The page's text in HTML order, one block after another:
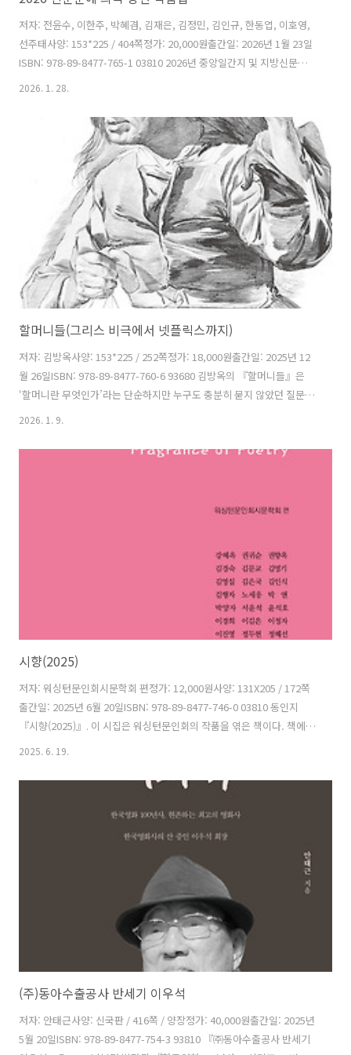
저자: 전윤수, 이한주, 박혜겸, 김재은, 김정민, 김인규, 한동엽, 이호영,
선주태사양: 153*225 / 404쪽정가: 20,000원출간일: 2026년 1월 23일
ISBN: 978-89-8477-765-1 03810 2026년 중앙일간지 및 지방신문에서
주최한 신춘문예 희곡 부문 당선작품 모음집이다. 신춘문예에 당선한 9
이한주 익명의 원칙>, 박혜겸 창고에선 신선도 유지>, 김재은 홀드>, 김
정민 실화를 바탕으로 함>, 김인규 베드 아일랜드>, 한동엽 꿈에서 아빠
죽이기>, 이호영 포말>, 선주태 항해사>까지 모두 아홉 작품이 실려 있
다. 차례전윤수 강릉 96>(강원일보)이한주 익명의 원칙>(조선일보)박혜
겸 창고에선 신선도 유지..
2026. 1. 28.
할머니들(그리스 비극에서 넷플릭스까지)
저자: 김방옥사양: 153*225 / 252쪽정가: 18,000원출간일: 2025년 12
월 26일ISBN: 978-89-8477-760-6 93680 김방옥의 『할머니들』은
‘할머니란 무엇인가’라는 단순하지만 누구도 충분히 묻지 않았던 질문에
서 출발해, 급격히 길어진 노년의 시간 속에 놓인 오늘날의 할머니들을
과 고독, 돌봄과 죽음이라는 냉혹한 노년의 현실을 외면하지 않으면서도,
저자는 그리스 비극에서 현대의 한국 및 해외 작품에 이르기까지 동서고
2026. 1. 9.
시향(2025)
저자: 워싱턴문인회시문학회 편정가: 12,000원사양: 131X205 / 172쪽
출간일: 2025년 6월 20일ISBN: 978-89-8477-746-0 03810 동인지
『시향(2025)』. 이 시집은 워싱턴문인회의 작품을 엮은 책이다. 책에
담긴 주옥같은 작품을 통해 독자들은 작품 세계로 안내한다. 차례시강혜
박앤박양자서윤석윤석호이경희이김은이정자이진영정두현정혜선차영
2025. 6. 19.
(주)동아수출공사 반세기 이우석
저자: 안태근사양: 신국판 / 416쪽 / 양장정가: 40,000원출간일: 2025년
5월 20일ISBN: 978-89-8477-754-3 93810 『㈜동아수출공사 반세기